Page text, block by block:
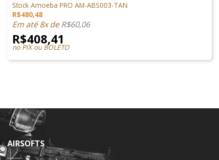
Stock Amoeba PRO AM-ABS003-TAN
R$480,48
Em até 8x deR$60,06
R$408,41
no PIX ou BOLETO
AIRSOFTS